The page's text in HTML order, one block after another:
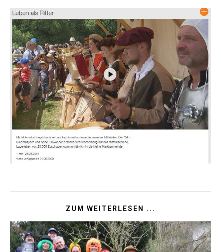
ZUM WEITERLESEN ...